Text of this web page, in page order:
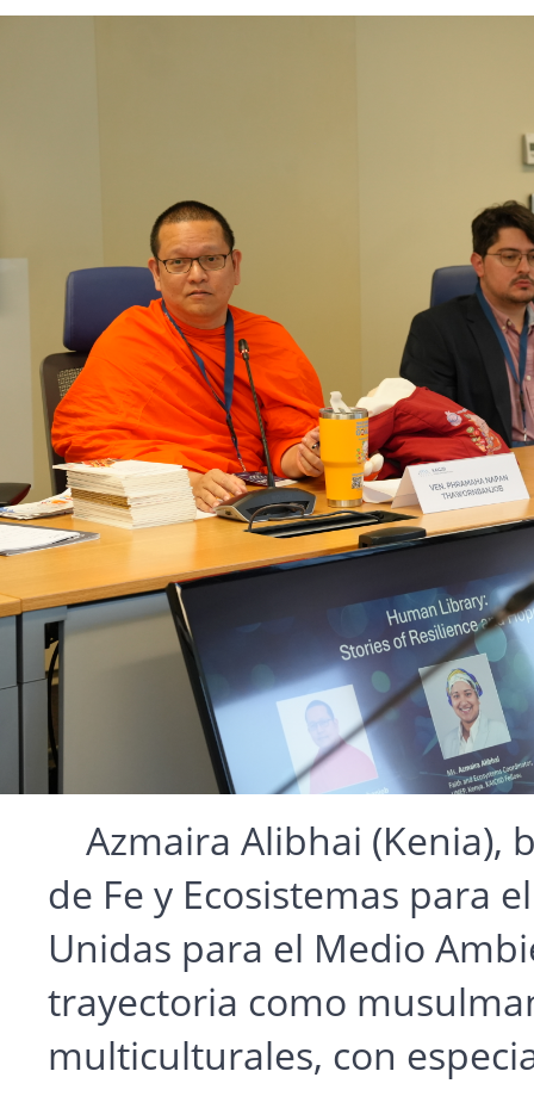
Azmaira Alibhai (Kenia),
de Fe y Ecosistemas para
Unidas para el Medio
trayectoria como
multiculturales, con